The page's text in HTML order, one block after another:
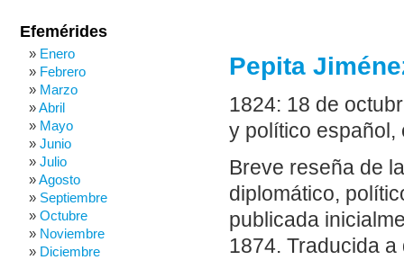
Pepita
1824: 18 de
y político
Breve reseña de
diplomático,
publicada
1874. Traducida
Efemérides
Enero
Febrero
Marzo
Abril
Mayo
Junio
Julio
Agosto
Septiembre
Octubre
Noviembre
Diciembre